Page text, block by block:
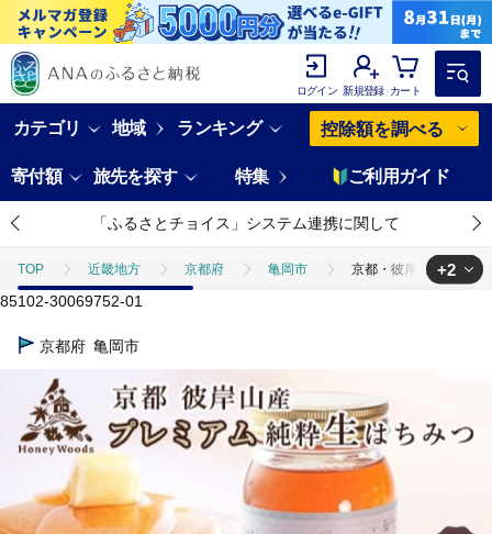
ログイン 新規登録 カート
カテゴリ 地域 ランキング 控除額を調べる
寄付額 旅先を探す 特集 ご利用ガイド
「ふるさとチョイス」システム連携に関して
TOP 近畿地方 京都府 亀岡市 京都・彼岸山 徳用 天
TOP 加工食品
TOP 加工食品
+2
85102-30069752-01
京都府 亀岡市